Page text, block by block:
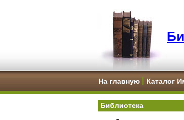
На главную Каталог
Библиотека